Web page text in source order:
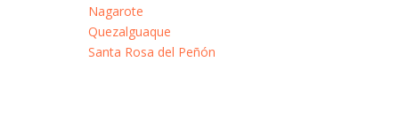
Nagarote
Quezalguaque
Santa Rosa del Peñón